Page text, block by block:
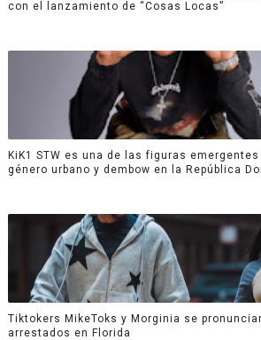
con el lanzamiento de “Cosas Locas”
KiK1 STW es una de las figuras
género urbano y dembow en la República
Tiktokers MikeToks y Morginia se
arrestados en Florida